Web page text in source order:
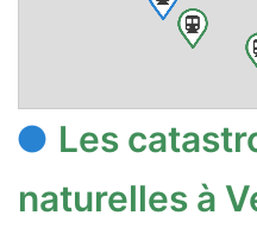
Les
naturelles à